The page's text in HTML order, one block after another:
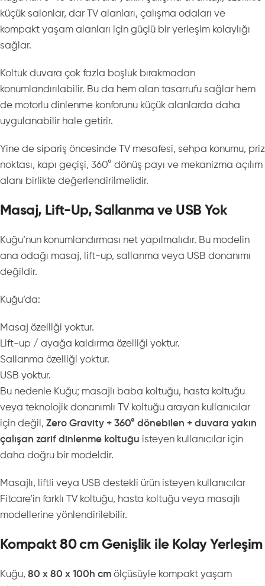
küçük salonlar, dar TV alanları, çalışma odaları ve
kompakt yaşam alanları için güçlü bir yerleşim kolaylığı
sağlar.
Koltuk duvara çok fazla boşluk bırakmadan
konumlandırılabilir. Bu da hem alan tasarrufu sağlar hem
de motorlu dinlenme konforunu küçük alanlarda daha
uygulanabilir hale getirir.
Yine de sipariş öncesinde TV mesafesi, sehpa konumu, priz
noktası, kapı geçişi, 360° dönüş payı ve mekanizma açılım
alanı birlikte değerlendirilmelidir.
Masaj, Lift-Up, Sallanma ve USB Yok
Kuğu’nun konumlandırması net yapılmalıdır. Bu modelin
ana odağı masaj, lift-up, sallanma veya USB donanımı
değildir.
Kuğu’da:
Masaj özelliği yoktur.
Lift-up / ayağa kaldırma özelliği yoktur.
Sallanma özelliği yoktur.
USB yoktur.
Bu nedenle Kuğu; masajlı baba koltuğu, hasta koltuğu
veya teknolojik donanımlı TV koltuğu arayan kullanıcılar
için değil, Zero Gravity + 360° dönebilen + duvara yakın
çalışan zarif dinlenme koltuğu isteyen kullanıcılar için
daha doğru bir modeldir.
Masajlı, liftli veya USB destekli ürün isteyen kullanıcılar
Fitcare’in farklı TV koltuğu, hasta koltuğu veya masajlı
modellerine yönlendirilebilir.
Kompakt 80 cm Genişlik ile Kolay Yerleşim
Kuğu, 80 x 80 x 100h cm ölçüsüyle kompakt yaşam